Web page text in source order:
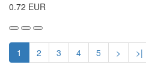
0.72 EUR
1 2 3 4 5 > >|